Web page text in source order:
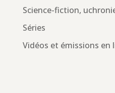
Science-fiction,
Séries
Vidéos et émissions en